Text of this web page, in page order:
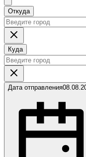
Откуда
Куда
Дата отправления